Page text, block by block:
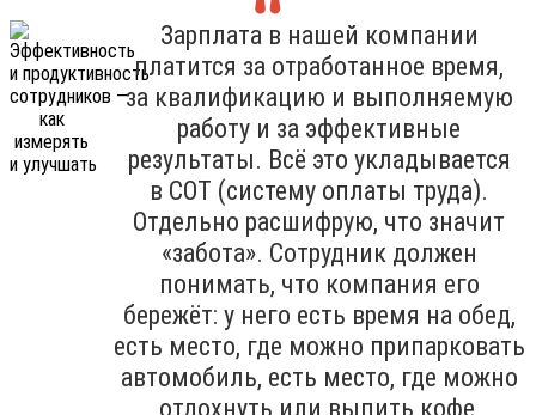
Зарплата в нашей компании
платится за отработанное время,
за квалификацию и выполняемую
работу и за эффективные
результаты. Всё это укладывается
в СОТ (систему оплаты труда).
Отдельно расшифрую, что значит
«забота». Сотрудник должен
понимать, что компания его
бережёт: у него есть время на обед,
есть место, где можно припарковать
автомобиль, есть место, где можно
отдохнуть или выпить кофе,